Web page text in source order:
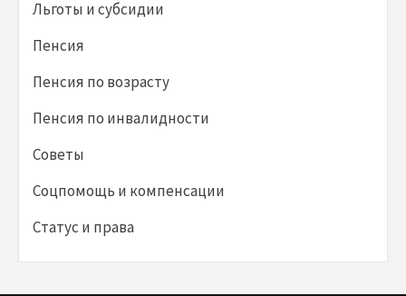
Льготы и субсидии
Пенсия
Пенсия по возрасту
Пенсия по инвалидности
Советы
Соцпомощь и компенсации
Статус и права